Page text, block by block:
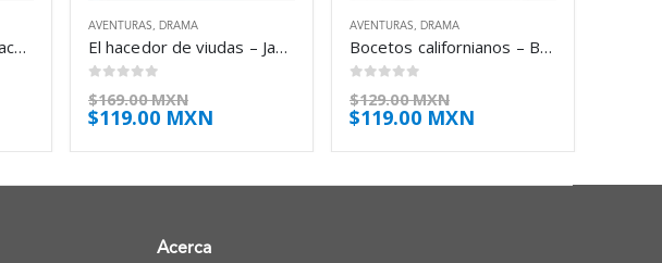
El Imperio Místico – Tracy Hickman
AVENTURAS DRAMA
El hacedor de viudas – James Jones
$169.00 MXN
$119.00 MXN
AVENTURAS DRAMA
Bocetos californianos – Bret Harte
$129.00 MXN
$119.00 MXN
Acerca